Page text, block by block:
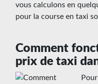
vous calculons en
pour la course en taxi
Comment
prix de taxi